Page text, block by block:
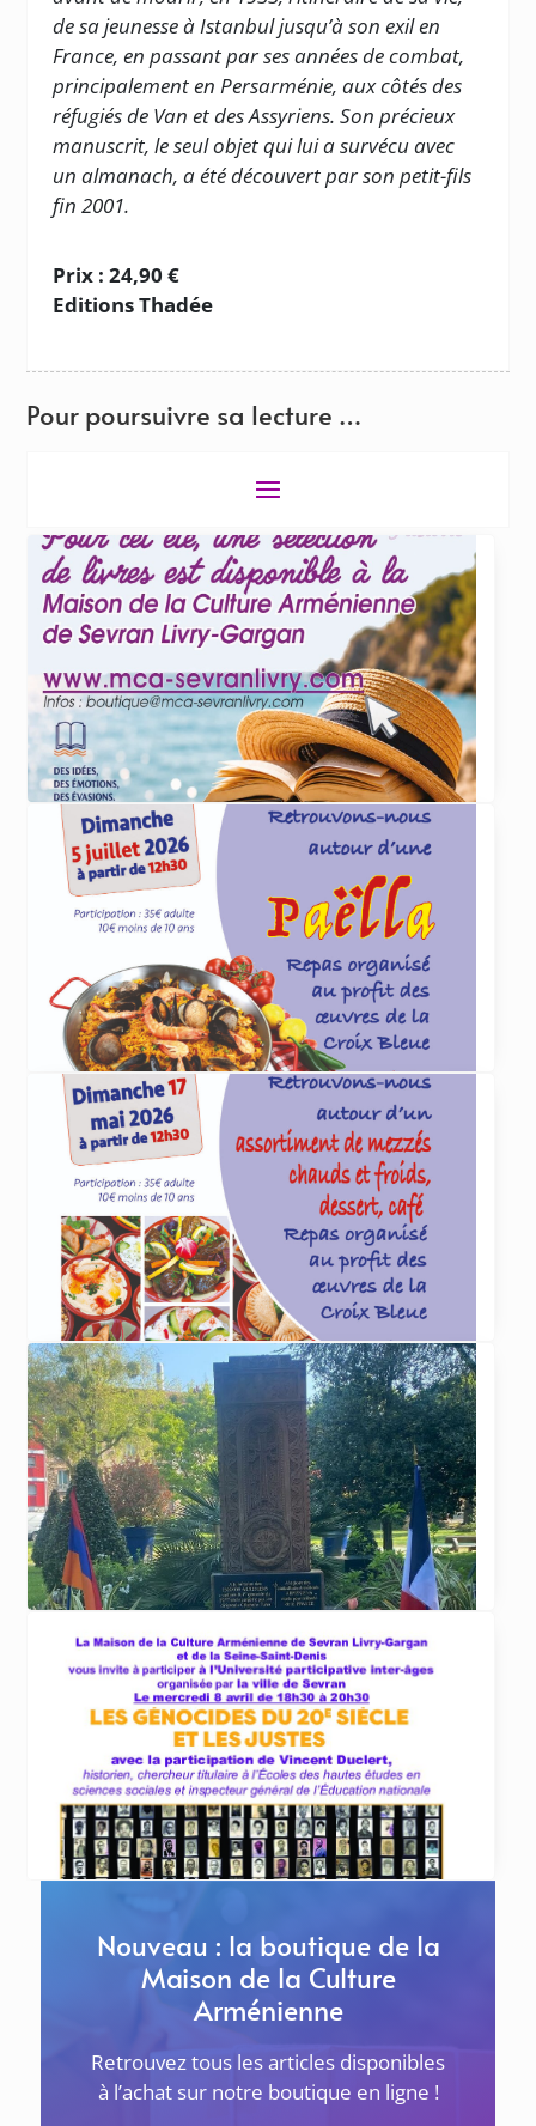
de sa jeunesse à Istanbul jusqu’à son exil en
France, en passant par ses années de combat,
principalement en Persarménie, aux côtés des
réfugiés de Van et des Assyriens. Son précieux
manuscrit, le seul objet qui lui a survécu avec
un almanach, a été découvert par son petit-fils
fin 2001.
Prix : 24,90 €
Editions Thadée
Pour poursuivre sa lecture …
ACTUALITÉS
4 juin 2026
Et cet été, que lirez-vous
... lire plus
ACTUALITÉS
4 juin 2026
Paëlla organisée par la Croix Bleue le 5 juillet
La Croix Bleue des Arméniens de France
section Dirouhie Missakian de Sevran-Livry
organise ... lire plus
ACTUALITÉS
29 avril 2026
Repas de la Croix Bleue le 17 mai 2026
La Croix Bleue des Arméniens de France
section Dirouhie Missakian de Sevran-Livry
organise... lire plus
ACTUALITÉS
20 avril 2026
Commémorations du 111ème anniversaire du
génocide des Arméniens de 1915 au Raincy, à
Sevran et Livry-Gargan
LE RAINCY Samedi 25 avril à 11h au
Nouveau : la boutique de la
Maison de la Culture
Arménienne
Retrouvez tous les articles disponibles
à l’achat sur notre boutique en ligne !